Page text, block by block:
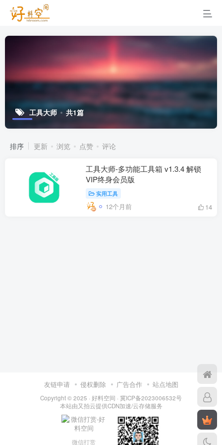
工具大师 共1篇
排序 更新 浏览 点赞 评论
工具大师-多功能工具箱 v1.3.4 解锁
VIP终身会员版
实用工具
12个月前 14
友链申请 侵权删除 广告合作 站点地图
Copyright © 2025 · 好料空间 · 冀ICP备2023006532号
本站由又拍云提供CDN加速/云存储服务
微信打赏